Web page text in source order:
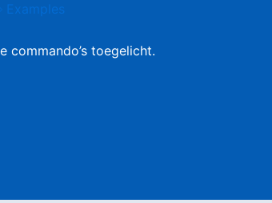
Examples
commando’s toegelicht.